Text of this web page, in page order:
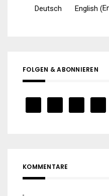
Deutsch English (
FOLGEN & ABONNIEREN
KOMMENTARE